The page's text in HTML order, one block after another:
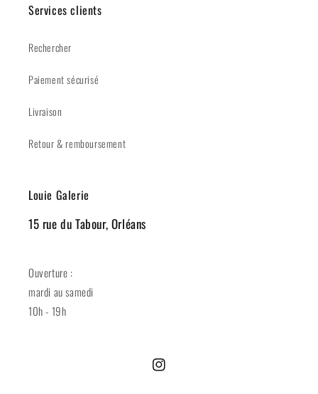
Services clients
Rechercher
Paiement sécurisé
Livraison
Retour & remboursement
Louie Galerie
15 rue du Tabour, Orléans
Ouverture :
mardi au samedi
10h - 19h
Instagram